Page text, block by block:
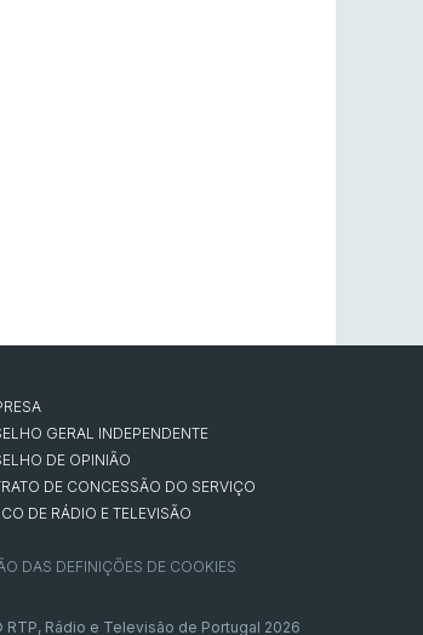
GERAL INDEPENDENTE
DE OPINIÃO
DE CONCESSÃO DO SERVIÇO
DE RÁDIO E TELEVISÃO
DAS DEFINIÇÕES DE COOKIES
RTP, Rádio e Televisão de Portugal 2026